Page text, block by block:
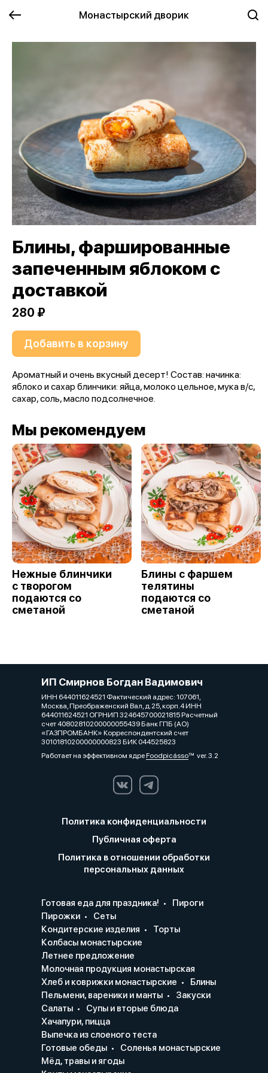
Монастырский дворик
Блины, фаршированные
запеченным яблоком с
доставкой
280 ₽
Добавить в корзину
Ароматный и очень вкусный десерт! Состав: начинка:
яблоко и сахар блинчики: яйца, молоко цельное, мука в/с,
сахар, соль, масло подсолнечное.
Мы рекомендуем
Нежные блинчики
с творогом
подаются со
сметаной
Блины с фаршем
телятины
подаются со
сметаной
ИП Смирнов Богдан Вадимович
ИНН 644011624521 Фактический адрес: 107061,
Москва, Преображенский Вал, д.25, корп.4 ИНН
644011624521 ОГРНИП 324645700021815 Расчетный
счет 40802810200000055439 Банк ГПБ (АО)
«ГАЗПРОМБАНК» Корреспондентский счет
30101810200000000823 БИК 044525823
Работает на эффективном ядреFoodpicássover. 3.2
Политика конфиденциальности
Публичная оферта
Политика в отношении обработки
персональных данных
Готовая еда для праздника!
Пироги
Пирожки
Сеты
Кондитерские изделия
Торты
Колбасы монастырские
Летнее предложение
Молочная продукция монастырская
Хлеб и коврижки монастырские
Блины
Пельмени, вареники и манты
Закуски
Салаты
Супы и вторые блюда
Хачапури, пицца
Выпечка из слоеного теста
Готовые обеды
Соленья монастырские
Мёд, травы и ягоды